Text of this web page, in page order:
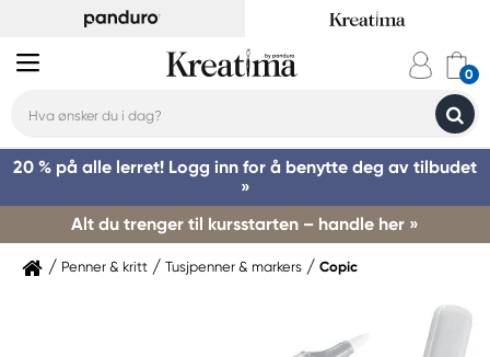
20 % på alle lerret! Logg inn for å benytte deg av tilbudet
»
Alt du trenger til kursstarten – handle her »
Penner & kritt Tusjpenner & markers Copic